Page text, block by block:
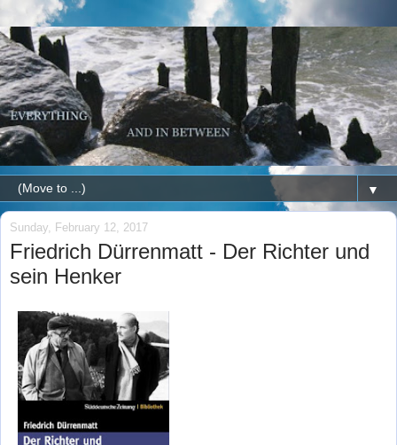
▼
Sunday, February 12, 2017
Friedrich Dürrenmatt - Der Richter und
sein Henker